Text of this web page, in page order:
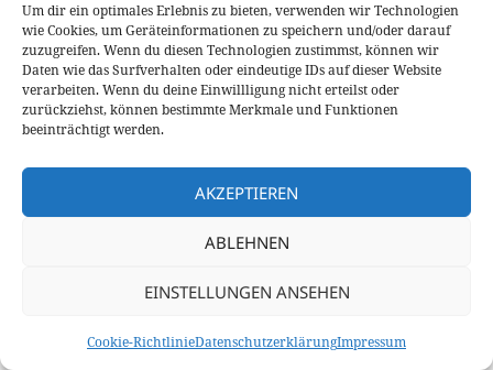
Um dir ein optimales Erlebnis zu bieten, verwenden wir Technologien
wie Cookies, um Geräteinformationen zu speichern und/oder darauf
zuzugreifen. Wenn du diesen Technologien zustimmst, können wir
Daten wie das Surfverhalten oder eindeutige IDs auf dieser Website
verarbeiten. Wenn du deine Einwillligung nicht erteilst oder
zurückziehst, können bestimmte Merkmale und Funktionen
beeinträchtigt werden.
AKZEPTIEREN
ABLEHNEN
EINSTELLUNGEN ANSEHEN
Cookie-RichtlinieDatenschutzerklärungImpressum
BeimoSP4handelt es sich bereits, und wie der
Name vermuten lässt, um die 4. Generation Hotspot
des Estländischen Herstellers. Es gibt ihn sowohl als
Standard Version als auch in derPro-Variante. Der
Unterschied liegt im integrierten Transcoder, der
unter anderem die Transcodierung zwischen D-Star
und DMR, C4FM und NXDN erlaubt. Das alleine
für mich persönlich jedoch noch nicht: Was mich
die Tatsache, dass man durch den integrierten